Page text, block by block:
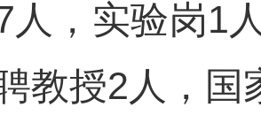
人，实验岗1
教授2人，国